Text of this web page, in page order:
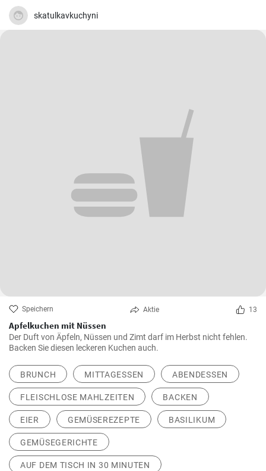
skatulkavkuchyni
Speichern Aktie 13
Apfelkuchen mit Nüssen
Der Duft von Äpfeln, Nüssen und Zimt darf im Herbst nicht fehlen.
Backen Sie diesen leckeren Kuchen auch.
BRUNCH MITTAGESSEN ABENDESSEN
FLEISCHLOSE MAHLZEITEN BACKEN
EIER GEMÜSEREZEPTE BASILIKUM
GEMÜSEGERICHTE
AUF DEM TISCH IN 30 MINUTEN